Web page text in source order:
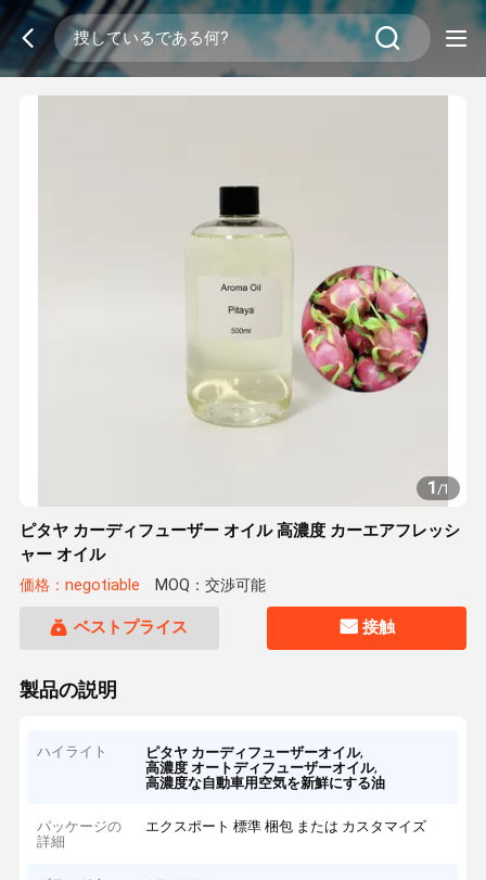
1/1
ピタヤ カーディフューザー オイル 高濃度 カーエアフレッシ
ャー オイル
価格：negotiable MOQ：交渉可能
ベストプライス 接触
製品の説明
ハイライト ピタヤ カーディフューザーオイル,
高濃度 オートディフューザーオイル,
高濃度な自動車用空気を新鮮にする油
パッケージの
詳細
エクスポート 標準 梱包 または カスタマイズ